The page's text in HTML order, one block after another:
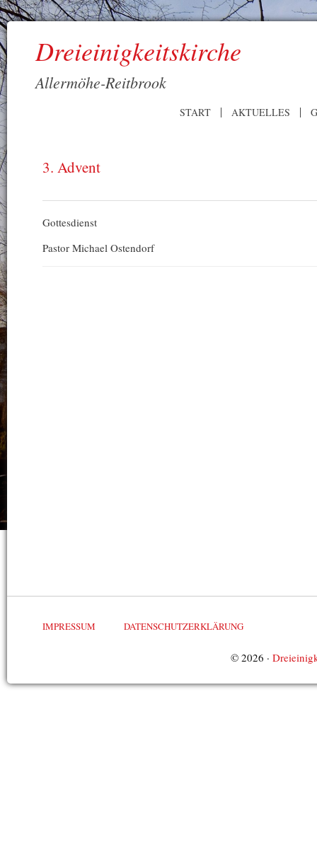
Dreieinigkeitskirche
Allermöhe-Reitbrook
START AKTUELLES
3. Advent
Gottesdienst
Pastor Michael Ostendorf
IMPRESSUM DATENSCHUTZERKLÄRUNG
© 2026 ·